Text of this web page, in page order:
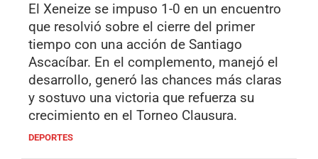
El Xeneize se impuso 1-0 en un encuentro
que resolvió sobre el cierre del primer
tiempo con una acción de Santiago
Ascacíbar. En el complemento, manejó el
desarrollo, generó las chances más claras
y sostuvo una victoria que refuerza su
crecimiento en el Torneo Clausura.
DEPORTES